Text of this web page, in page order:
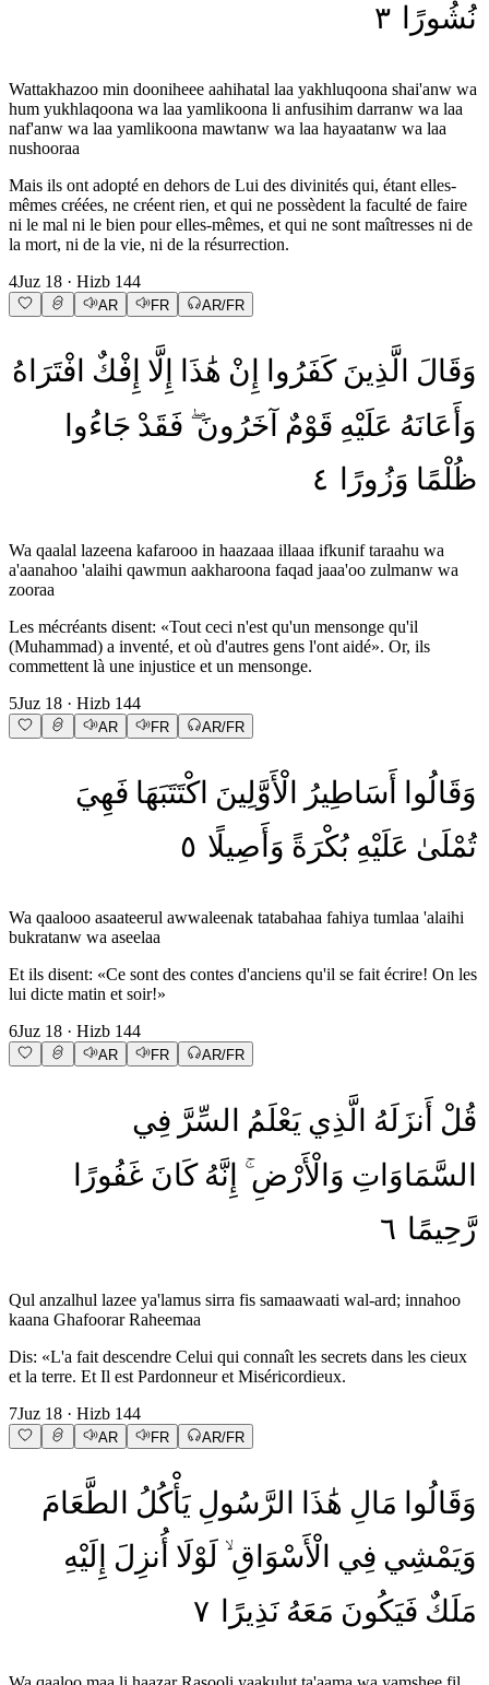
نُشُورًا
٣
Wattakhazoo min dooniheee aahihatal laa yakhluqoona shai'anw wa
hum yukhlaqoona wa laa yamlikoona li anfusihim darranw wa laa
naf'anw wa laa yamlikoona mawtanw wa laa hayaatanw wa laa
nushooraa
Mais ils ont adopté en dehors de Lui des divinités qui, étant elles-
mêmes créées, ne créent rien, et qui ne possèdent la faculté de faire
ni le mal ni le bien pour elles-mêmes, et qui ne sont maîtresses ni de
la mort, ni de la vie, ni de la résurrection.
4Juz 18 · Hizb 144
AR FR AR/FR
وَقَالَ الَّذِينَ كَفَرُوا إِنْ هَٰذَا إِلَّا إِفْكٌ افْتَرَاهُ
وَأَعَانَهُ عَلَيْهِ قَوْمٌ آخَرُونَ فَقَدْ جَاءُوا
ظُلْمًا وَزُورًا ٤
Wa qaalal lazeena kafarooo in haazaaa illaaa ifkunif taraahu wa
a'aanahoo 'alaihi qawmun aakharoona faqad jaaa'oo zulmanw wa
zooraa
Les mécréants disent: «Tout ceci n'est qu'un mensonge qu'il
(Muhammad) a inventé, et où d'autres gens l'ont aidé». Or, ils
commettent là une injustice et un mensonge.
5Juz 18 · Hizb 144
AR FR AR/FR
وَقَالُوا أَسَاطِيرُ الْأَوَّلِينَ اكْتَتَبَهَا فَهِيَ
تُمْلَىٰ عَلَيْهِ بُكْرَةً وَأَصِيلًا ٥
Wa qaalooo asaateerul awwaleenak tatabahaa fahiya tumlaa 'alaihi
bukratanw wa aseelaa
Et ils disent: «Ce sont des contes d'anciens qu'il se fait écrire! On les
lui dicte matin et soir!»
6Juz 18 · Hizb 144
AR FR AR/FR
قُلْ أَنزَلَهُ الَّذِي يَعْلَمُ السِّرَّ فِي
السَّمَاوَاتِ وَالْأَرْضِ إِنَّهُ كَانَ غَفُورًا
رَّحِيمًا ٦
Qul anzalhul lazee ya'lamus sirra fis samaawaati wal-ard; innahoo
kaana Ghafoorar Raheemaa
Dis: «L'a fait descendre Celui qui connaît les secrets dans les cieux
et la terre. Et Il est Pardonneur et Miséricordieux.
7Juz 18 · Hizb 144
AR FR AR/FR
وَقَالُوا مَالِ هَٰذَا الرَّسُولِ يَأْكُلُ
الطَّعَامَ
وَيَمْشِي فِي الْأَسْوَاقِ لَوْلَا أُنزِلَ
إِلَيْهِ
مَلَكٌ فَيَكُونَ مَعَهُ نَذِيرًا ٧